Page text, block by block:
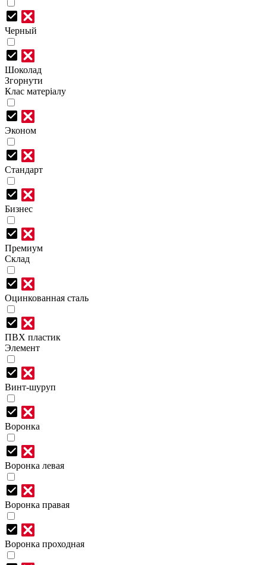
Черный
Шоколад
Згорнути
Клас матеріалу
Эконом
Стандарт
Бизнес
Премиум
Склад
Оцинкованная сталь
ПВХ пластик
Элемент
Винт-шуруп
Воронка
Воронка левая
Воронка правая
Воронка проходная